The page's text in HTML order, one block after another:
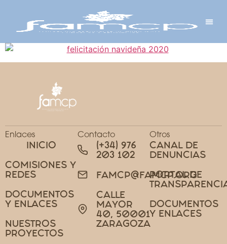
Enlaces
INICIO
COMISIONES Y
REDES
DOCUMENTOS
Y ENLACES
NUESTROS
PROYECTOS
Contacto
(+34) 976
203 102
FAMCP@FAMCP.ORG
CALLE
MAYOR
40, 50001
ZARAGOZA
Otros
CANAL DE
DENUNCIAS
PORTAL DE
DOCUMENTOS
Y ENLACES